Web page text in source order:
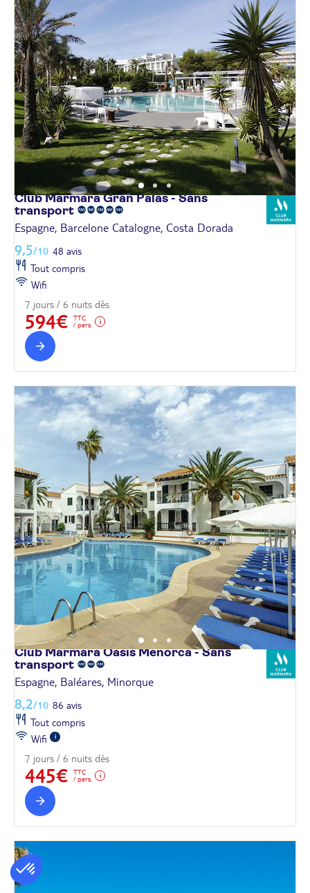
Club Marmara Gran Palas - Sans
transport
Espagne, Barcelone Catalogne, Costa Dorada
9,5/10 48 avis
Tout compris
Wifi
7 jours / 6 nuits dès
594€
TTC
/ pers.
Club Marmara Oasis Menorca - Sans
transport
Espagne, Baléares, Minorque
8,2/10 86 avis
Tout compris
Wifi
7 jours / 6 nuits dès
445€
TTC
/ pers.